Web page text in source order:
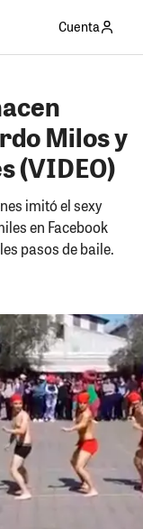
Cuenta
Milos y
(VIDEO)
imitó el sexy
en Facebook
pasos de baile.